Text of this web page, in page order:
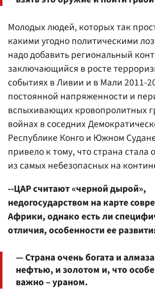
Молодых людей, которых так
какими угодно политическими
надо добавить региональный
заключающийся в росте
событиях в Ливии и в Мали 2011-
постоянной напряженности и
вспыхивающих кровопролитных
войнах в соседних
Республике Конго и Южном
привело к тому, что страна стала
из самых небезопасных на
--ЦАР считают «черной дырой»,
недогосударством на карте
Африки, однако есть ли
отличия, особенности ее
— Страна очень богата и
нефтью, и золотом и, что
важно – ураном.